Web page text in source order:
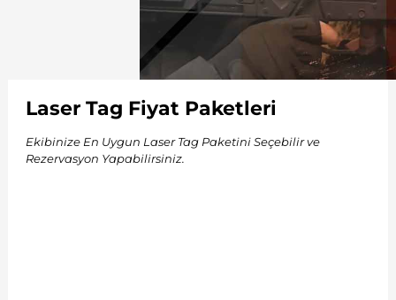
Laser Tag Fiyat Paketleri
Ekibinize En Uygun Laser Tag Paketini Seçebilir ve
Rezervasyon Yapabilirsiniz.